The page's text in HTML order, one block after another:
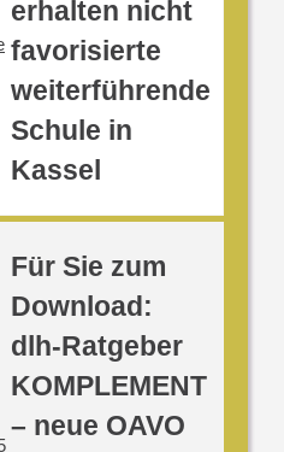
erhalten nicht
favorisierte
weiterführende
Schule in
Kassel
Für Sie zum
Download:
dlh-Ratgeber
KOMPLEMENT
– neue OAVO